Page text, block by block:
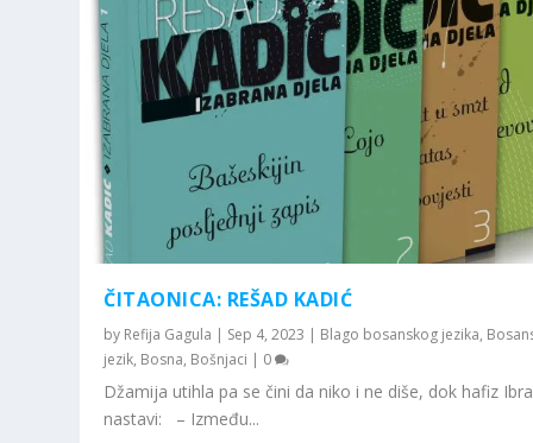
ČITAONICA: REŠAD KADIĆ
by Refija Gagula | Sep 4, 2023 | Blago bosanskog jezika,
jezik, Bosna, Bošnjaci | 0
Džamija utihla pa se čini da niko i ne diše, dok hafiz
nastavi: – Između...